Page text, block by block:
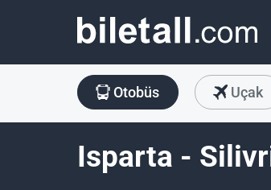
Otobüs Uçak
Isparta -